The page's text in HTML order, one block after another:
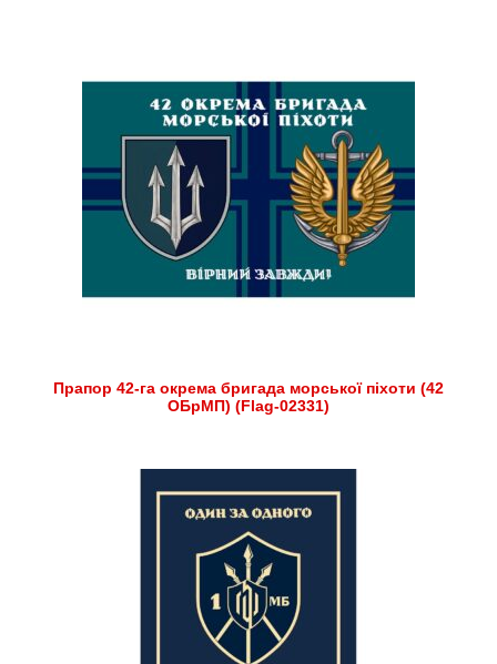
Прапор 42-га окрема бригада морської піхоти (42
ОБрМП) (Flag-02331)